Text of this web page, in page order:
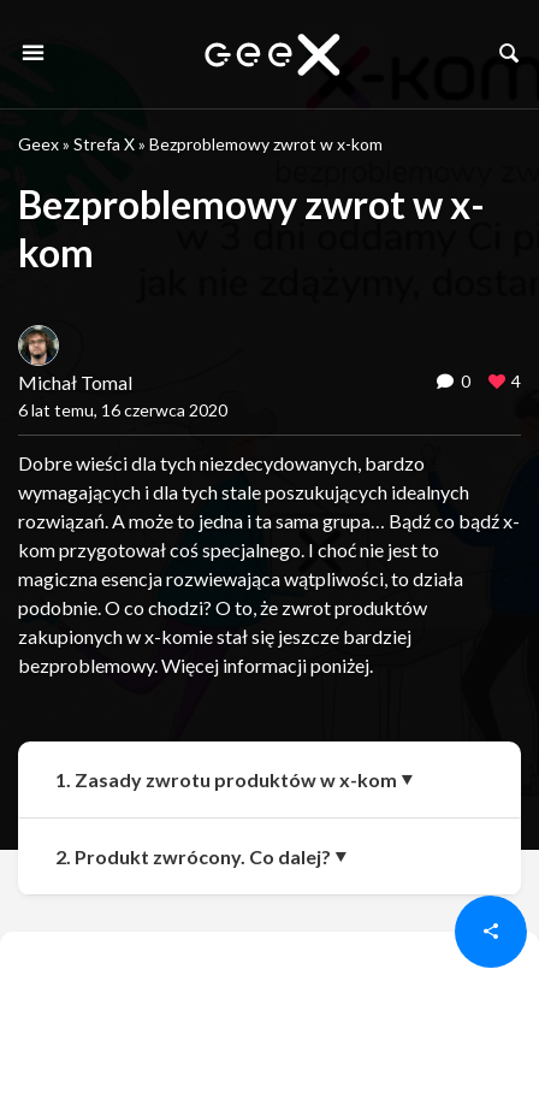
Geex» Strefa X» Bezproblemowy zwrot w x-kom
Bezproblemowy zwrot w x-
kom
Michał Tomal
6 lat temu, 16 czerwca 2020
0 4
Dobre wieści dla tych niezdecydowanych, bardzo
wymagających i dla tych stale poszukujących idealnych
rozwiązań. A może to jedna i ta sama grupa… Bądź co bądź x-
kom przygotował coś specjalnego. I choć nie jest to
magiczna esencja rozwiewająca wątpliwości, to działa
podobnie. O co chodzi? O to, że zwrot produktów
zakupionych w x-komie stał się jeszcze bardziej
bezproblemowy. Więcej informacji poniżej.
Udostępnij
1. Zasady zwrotu produktów w x-kom
2. Produkt zwrócony. Co dalej?